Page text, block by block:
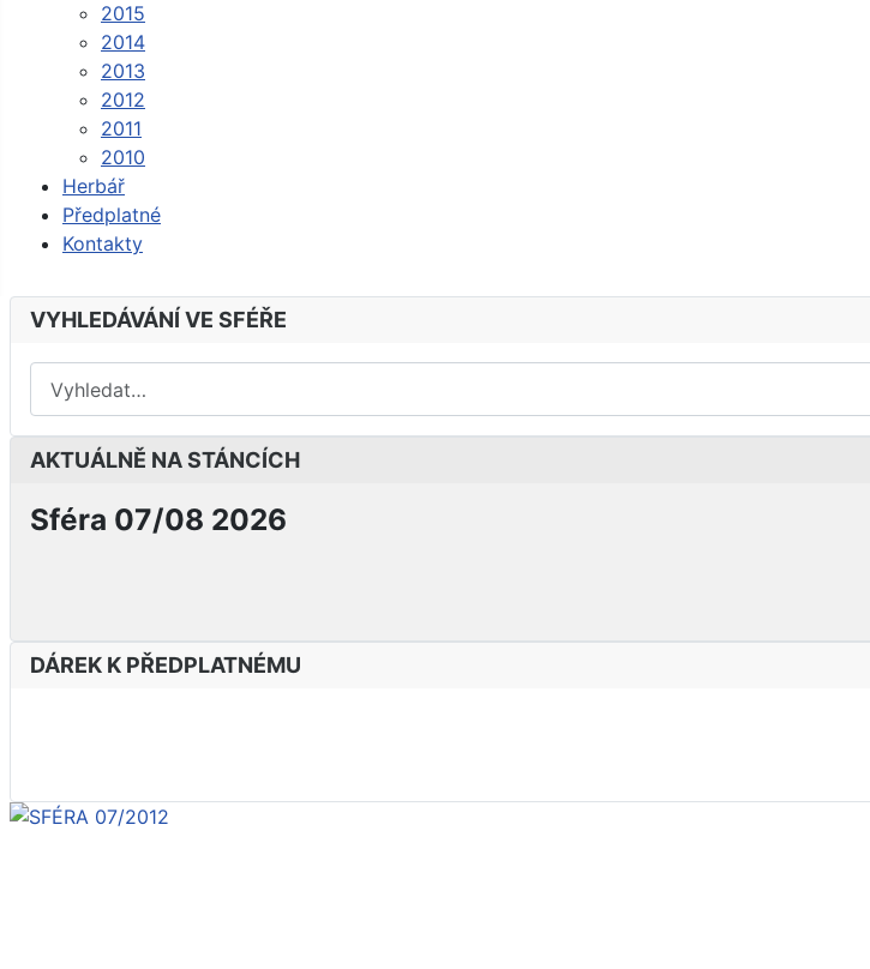
2015
2014
2013
2012
2011
2010
Herbář
Předplatné
Kontakty
VYHLEDÁVÁNÍ VE SFÉŘE
AKTUÁLNĚ NA STÁNCÍCH
Sféra 07/08 2026
DÁREK K PŘEDPLATNÉMU